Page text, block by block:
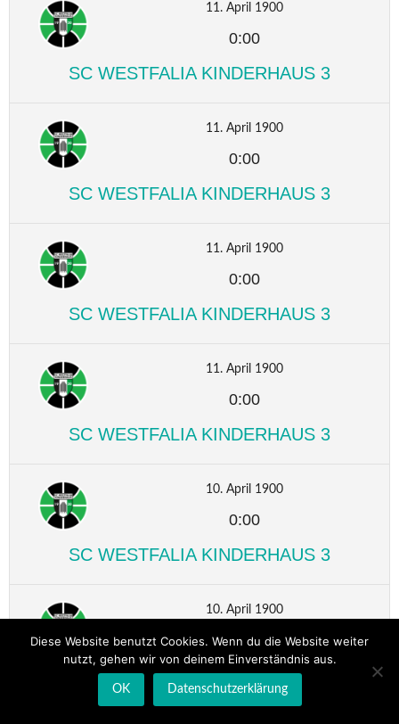
11. April 1900
0:00
SC WESTFALIA KINDERHAUS 3
11. April 1900
0:00
SC WESTFALIA KINDERHAUS 3
11. April 1900
0:00
SC WESTFALIA KINDERHAUS 3
11. April 1900
0:00
SC WESTFALIA KINDERHAUS 3
10. April 1900
0:00
SC WESTFALIA KINDERHAUS 3
10. April 1900
0:00
SC WESTFALIA KINDERHAUS 3
Diese Website benutzt Cookies. Wenn du die Website weiter
nutzt, gehen wir von deinem Einverständnis aus.
OK Datenschutzerklärung